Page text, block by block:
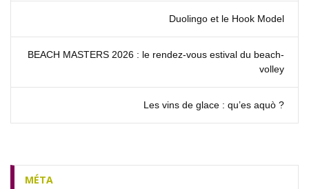
Duolingo et le Hook Model
BEACH MASTERS 2026 : le rendez‑vous estival du beach-
volley
Les vins de glace : qu’es aquò ?
MÉTA